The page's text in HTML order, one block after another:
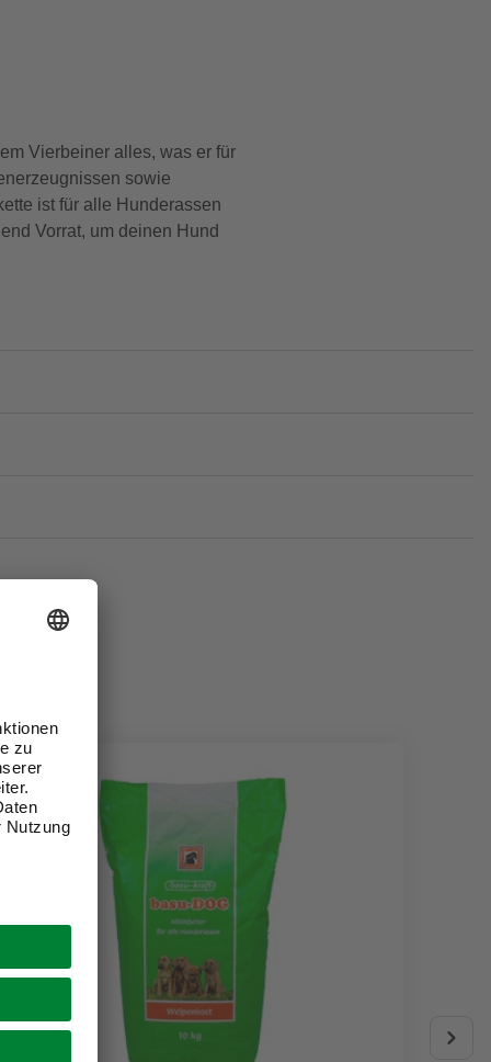
Vierbeiner alles, was er für
sowie
ist für alle Hunderassen
Vorrat, um deinen Hund